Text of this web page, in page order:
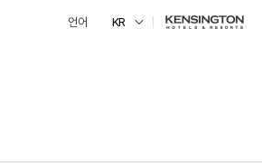
언어 KR